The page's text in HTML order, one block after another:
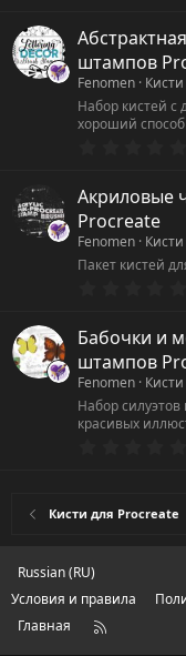
штампов
Fenomen
Набор кистей
хороший
Акриловые
Procreate
Fenomen
Пакет кистей
Бабочки и
штампов
Fenomen
Набор
красивых
Кисти для Procreate
Russian (RU)
Условия и правила
Главная
R